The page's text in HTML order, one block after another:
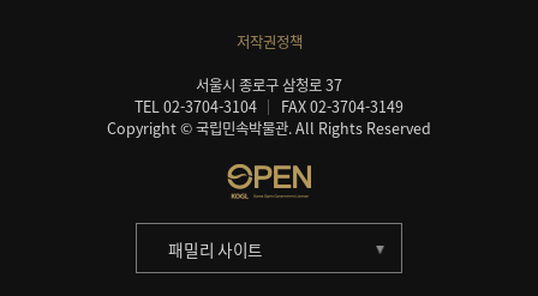
저작권정책
서울시 종로구 삼청로 37
TEL 02-3704-3104
FAX 02-3704-3149
Copyright © 국립민속박물관. All Rights Reserved
패밀리 사이트